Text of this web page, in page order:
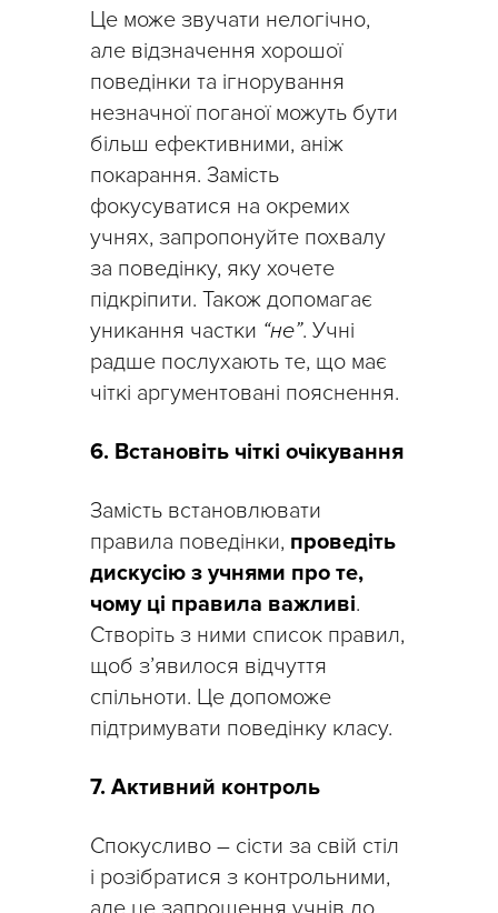
Це може звучати нелогічно,
але відзначення хорошої
поведінки та ігнорування
незначної поганої можуть бути
більш ефективними, аніж
покарання. Замість
фокусуватися на окремих
учнях, запропонуйте похвалу
за поведінку, яку хочете
підкріпити. Також допомагає
уникання частки “не”. Учні
радше послухають те, що має
чіткі аргументовані пояснення.
6. Встановіть чіткі очікування
Замість встановлювати
правила поведінки, проведіть
дискусію з учнями про те,
чому ці правила важливі.
Створіть з ними список правил,
щоб з’явилося відчуття
спільноти. Це допоможе
підтримувати поведінку класу.
7. Активний контроль
Спокусливо – сісти за свій стіл
і розібратися з контрольними,